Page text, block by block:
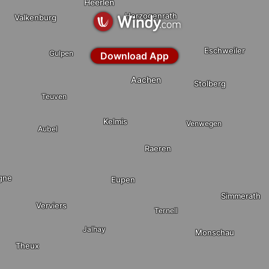
Ternell
Monschau
Eupen
Kelmis
Simmerath
Raeren
Venwegen
Valkenburg
Gulpen
Teuven
Eschweiler
Herzogenrath
Stolberg
Aachen
Theux
Jalhay
Verviers
Aubel
Download App